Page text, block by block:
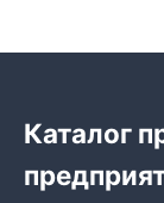
Каталог